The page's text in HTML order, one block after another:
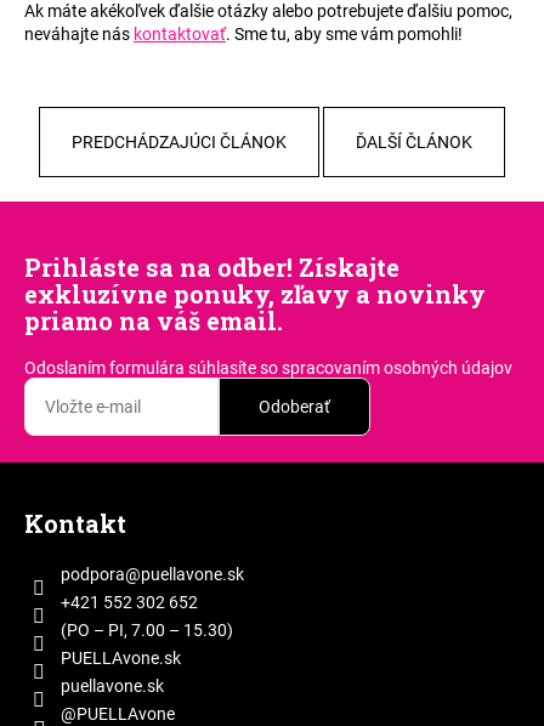
Ak máte akékoľvek ďalšie otázky alebo potrebujete ďalšiu pomoc,
neváhajte nás kontaktovať. Sme tu, aby sme vám pomohli!
PREDCHÁDZAJÚCI ČLÁNOK ĎALŠÍ ČLÁNOK
d
p
m
Prihláste sa na odber! Získajte
exkluzívne ponuky, zľavy a novinky
priamo na váš email.
Odoslaním formulára súhlasíteso spracovaním osobných údajov
Odoberať
Kontakt
podpora@puellavone.sk
+421 552 302 652
(PO – PI, 7.00 – 15.30)
PUELLAvone.sk
puellavone.sk
@PUELLAvone